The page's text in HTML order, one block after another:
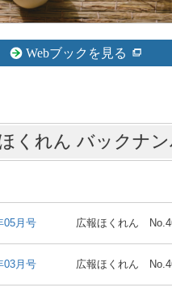
Webブックを見る
くれん バックナ
05月号 広報ほくれん
03月号 広報ほくれん